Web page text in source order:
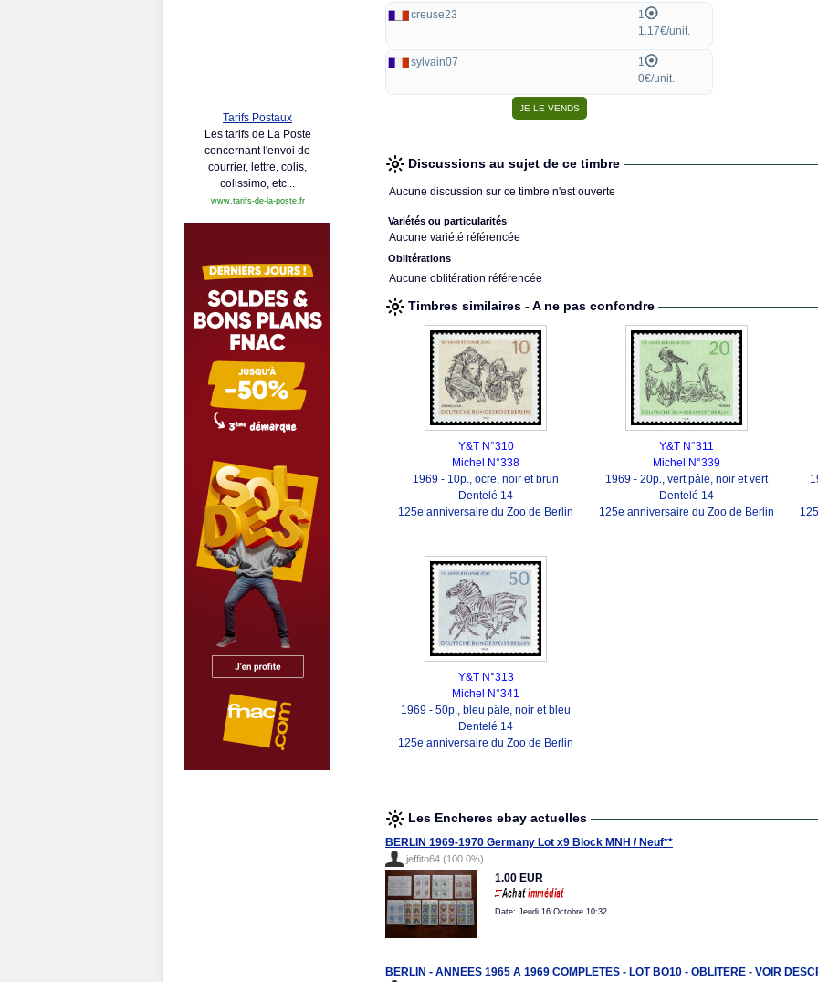
Tarifs Postaux
Les tarifs de La Poste
concernant l'envoi de
courrier, lettre, colis,
colissimo, etc...
www.tarifs-de-la-poste.fr
creuse23
1
1.17€/unit.
sylvain07
1
0€/unit.
Discussions au sujet de ce timbre
Aucune discussion sur ce timbre n'est ouverte
Variétés ou particularités
Aucune variété référencée
Oblitérations
Aucune oblitération référencée
Timbres similaires - A ne pas confondre
Y&T N°310
Michel N°338
1969 - 10p., ocre, noir et brun
Dentelé 14
125e anniversaire du Zoo de Berlin
Y&T N°311
Michel N°339
1969 - 20p., vert pâle, noir et vert
Dentelé 14
125e anniversaire du Zoo de Berlin
Y&T N°313
Michel N°341
1969 - 50p., bleu pâle, noir et bleu
Dentelé 14
125e anniversaire du Zoo de Berlin
Les Encheres ebay actuelles
BERLIN 1969-1970 Germany Lot x9 Block MNH / Neuf**
jeffito64 (100.0%)
1.00 EUR
Date: Jeudi 16 Octobre 10:32
BERLIN - ANNEES 1965 A 1969 COMPLETES - LOT BO10 - OBLITERE - VOIR